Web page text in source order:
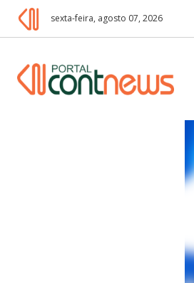
sexta-feira, agosto 07, 2026